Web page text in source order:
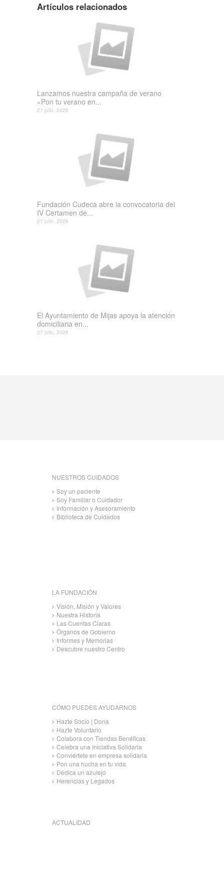
Artículos relacionados
Lanzamos nuestra campaña de verano
«Pon tu verano en...
27 julio, 2026
Fundación Cudeca abre la convocatoria del
IV Certamen de...
27 julio, 2026
El Ayuntamiento de Mijas apoya la atención
domiciliaria en...
27 julio, 2026
NUESTROS CUIDADOS
Soy un paciente
Soy Familiar o Cuidador
Información y Asesoramiento
Biblioteca de Cuidados
LA FUNDACIÓN
Visión, Misión y Valores
Nuestra Historia
Las Cuentas Claras
Órganos de Gobierno
Informes y Memorias
Descubre nuestro Centro
CÓMO PUEDES AYUDARNOS
Hazte Socio | Dona
Hazte Voluntario
Colabora con Tiendas Benéficas
Celebra una Iniciativa Solidaria
Conviértete en empresa solidaria
Pon una hucha en tu vida
Dedica un azulejo
Herencias y Legados
ACTUALIDAD